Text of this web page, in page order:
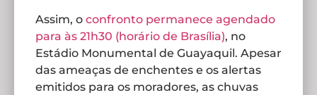
Assim, o confronto permanece agendado
para às 21h30 (horário de Brasília), no
Estádio Monumental de Guayaquil. Apesar
das ameaças de enchentes e os alertas
emitidos para os moradores, as chuvas